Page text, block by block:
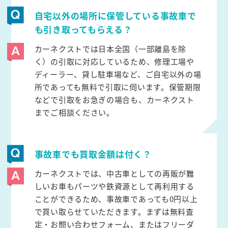
自宅以外の場所に保管している事故車で
も引き取ってもらえる？
カーネクストでは日本全国（一部離島を除
く）の引取に対応しているため、修理工場や
ディーラー、貸し駐車場など、ご自宅以外の場
所であっても無料で引取に伺います。保管期限
などで引取をお急ぎの場合も、カーネクスト
までご相談ください。
事故車でも買取金額は付く？
カーネクストでは、中古車としての再販が難
しいお車もパーツや鉄資源として再利用する
ことができるため、事故車であっても0円以上
で買い取らせていただきます。まずは無料査
定・お問い合わせフォーム、またはフリーダ